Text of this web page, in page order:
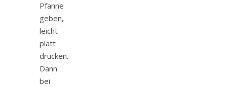
Pfanne
geben,
leicht
platt
drücken.
Dann
bei